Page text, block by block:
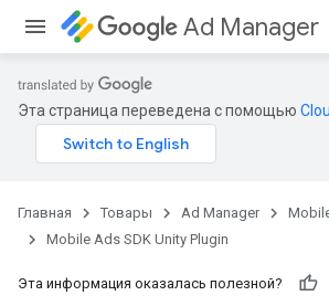
Ad Manager
Эта страница переведена с помощью
Главная Товары Ad Manager
Mobile Ads SDK Unity Plugin
Эта информация оказалась полезной?